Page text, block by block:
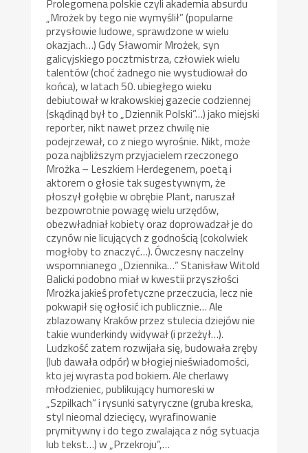
Prolegomena polskie czyli akademia absurdu
„Mrożek by tego nie wymyślił” (popularne
przysłowie ludowe, sprawdzone w wielu
okazjach…) Gdy Sławomir Mrożek, syn
galicyjskiego pocztmistrza, człowiek wielu
talentów (choć żadnego nie wystudiował do
końca), w latach 50. ubiegłego wieku
debiutował w krakowskiej gazecie codziennej
(skądinąd był to „Dziennik Polski”…) jako miejski
reporter, nikt nawet przez chwilę nie
podejrzewał, co z niego wyrośnie. Nikt, może
poza najbliższym przyjacielem rzeczonego
Mrożka – Leszkiem Herdegenem, poetą i
aktorem o głosie tak sugestywnym, że
płoszył gołębie w obrębie Plant, naruszał
bezpowrotnie powagę wielu urzędów,
obezwładniał kobiety oraz doprowadzał je do
czynów nie licujących z godnością (cokolwiek
mogłoby to znaczyć…). Ówczesny naczelny
wspomnianego „Dziennika…” Stanisław Witold
Balicki podobno miał w kwestii przyszłości
Mrożka jakieś profetyczne przeczucia, lecz nie
pokwapił się ogłosić ich publicznie… Ale
zblazowany Kraków przez stulecia dziejów nie
takie wunderkindy widywał (i przeżył…).
Ludzkość zatem rozwijała się, budowała zręby
(lub dawała odpór) w błogiej nieświadomości,
kto jej wyrasta pod bokiem. Ale cherlawy
młodzieniec, publikujący humoreski w
„Szpilkach” i rysunki satyryczne (gruba kreska,
styl nieomal dziecięcy, wyrafinowanie
prymitywny i do tego zwalająca z nóg sytuacja
lub tekst…) w „Przekroju”,…